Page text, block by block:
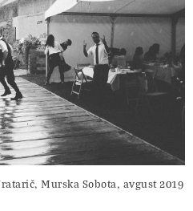
Murska Sobota, avgust 2019